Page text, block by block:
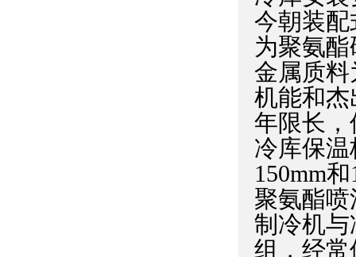
今朝装
为聚氨
金属质
机能和
年限长
冷库保
150mm
聚氨酯
制冷机
组，经